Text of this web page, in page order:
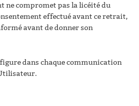
ne compromet pas la licéité du
effectué avant ce retrait,
avant de donner son
dans chaque communication